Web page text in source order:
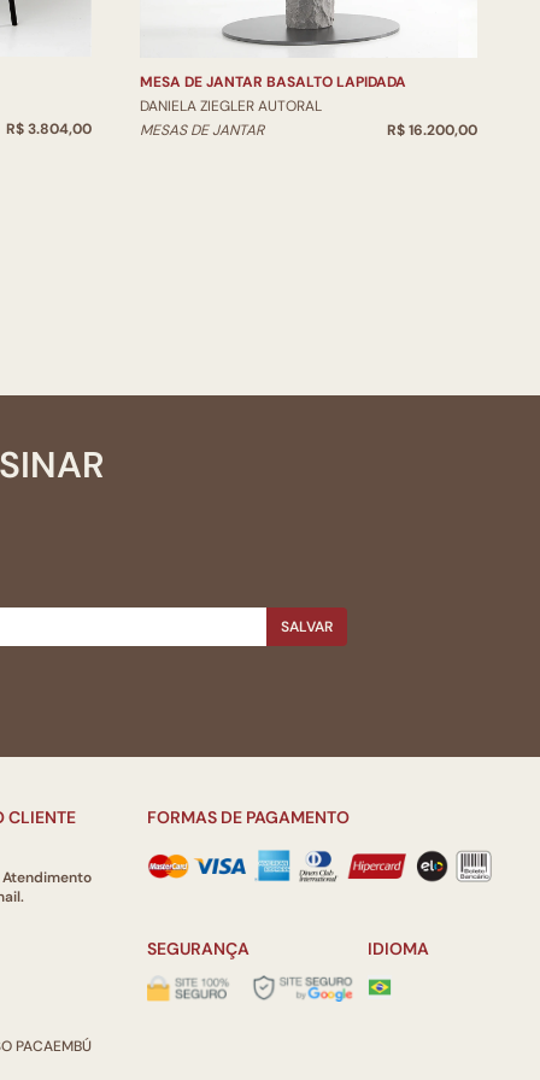
R$ 3.804,00
MESA DE JANTAR BASALTO LAPIDADA
DANIELA ZIEGLER AUTORAL
MESAS DE JANTAR
R$ 16.200,00
SALVAR
CLIENTE
Atendimento
PACAEMBÚ
FORMAS DE PAGAMENTO
SEGURANÇA IDIOMA